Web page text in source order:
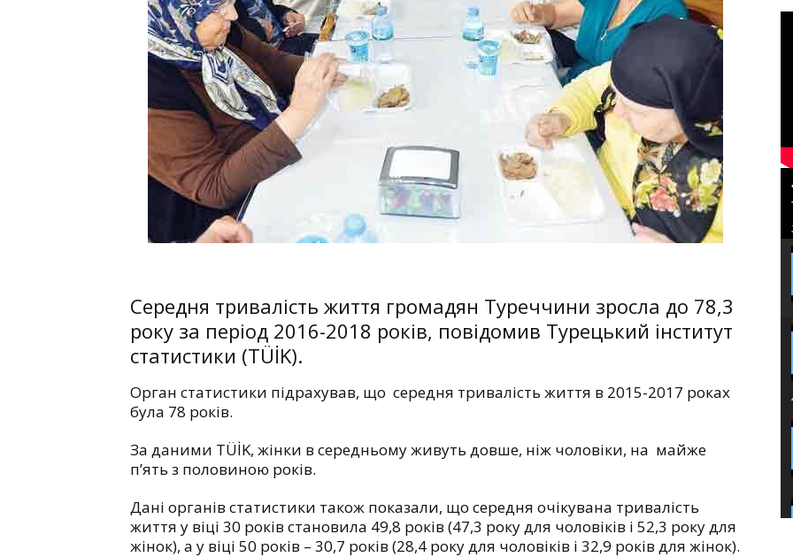
Середня тривалість життя громадян Туреччини зросла до 78,3
року за період 2016-2018 років, повідомив Турецький інститут
статистики (TÜİK).
Орган статистики підрахував, що середня тривалість життя в 2015-2017 роках
була 78 років.
За даними TÜİK, жінки в середньому живуть довше, ніж чоловіки, на майже
п’ять з половиною років.
Дані органів статистики також показали, що середня очікувана тривалість
життя у віці 30 років становила 49,8 років (47,3 року для чоловіків і 52,3 року для
жінок), а у віці 50 років – 30,7 років (28,4 року для чоловіків і 32,9 років для жінок).